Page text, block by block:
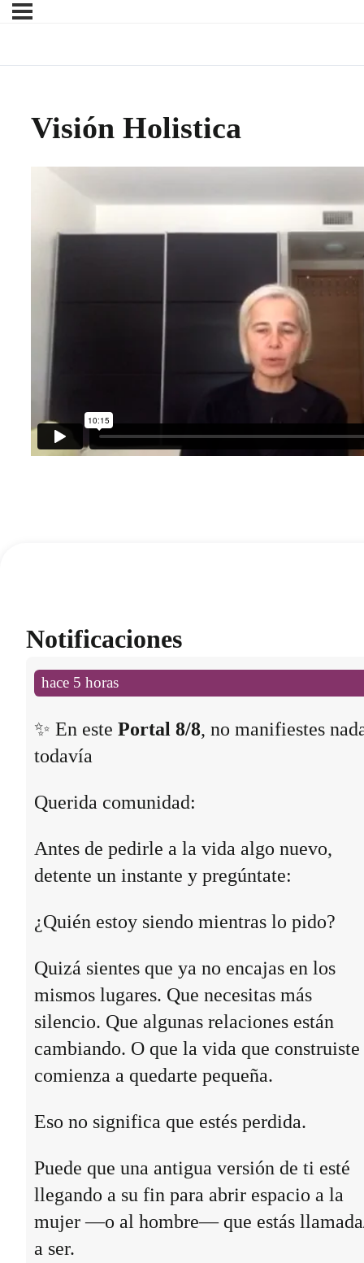
Visión Holistica
Notificaciones
hace 5 horas
✨ En este Portal 8/8, no manifiestes
todavía
Querida comunidad:
Antes de pedirle a la vida algo nuevo,
detente un instante y pregúntate:
¿Quién estoy siendo mientras lo pido?
Quizá sientes que ya no encajas en los
mismos lugares. Que necesitas más
silencio. Que algunas relaciones están
cambiando. O que la vida que construiste
comienza a quedarte pequeña.
Eso no significa que estés perdida.
Puede que una antigua versión de ti esté
llegando a su fin para abrir espacio a la
mujer —o al hombre— que estás
a ser.